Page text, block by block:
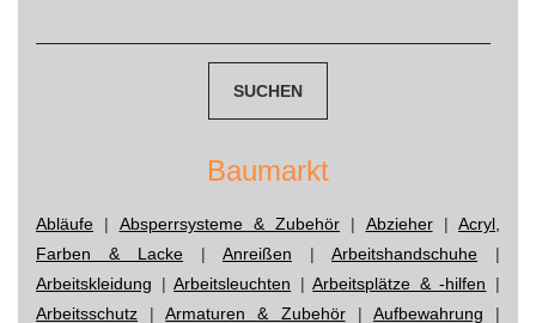
Baumarkt
Abläufe | Absperrsysteme & Zubehör | Abzieher| Acryl,
Farben & Lacke | Anreißen | Arbeitshandschuhe |
Arbeitskleidung |Arbeitsleuchten |Arbeitsplätze & -hilfen |
Arbeitsschutz |Armaturen & Zubehör| Aufbewahrung |